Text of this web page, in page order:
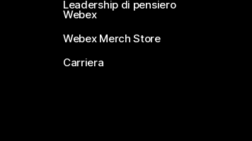
Leadership di pensiero
Webex
Webex Merch Store
Carriera